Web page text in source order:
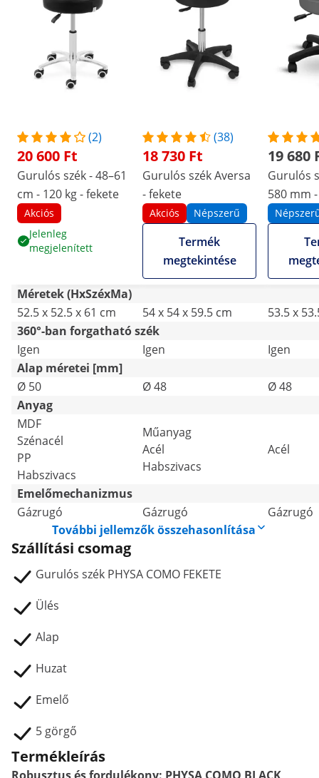
(2)
20 600 Ft
Gurulós szék - 48–61
cm - 120 kg - fekete
Akciós
Jelenleg
megjelenített
(38)
18 730 Ft
Gurulós szék Aversa
- fekete
Akciós Népszerű
Termék
megtekintése
19 680
Gurulós
580 mm
Szürke
Méretek (HxSzéxMa)
52.5 x 52.5 x 61 cm
54 x 54 x 59.5 cm
53.5 x
360°-ban forgatható szék
Igen
Igen
Igen
Alap méretei [mm]
Ø 50
Ø 48
Ø 48
Anyag
MDF
Szénacél
PP
Habszivacs
Műanyag
Acél
Habszivacs
Acél
Emelőmechanizmus
Gázrugó
Gázrugó
Gázrugó
További jellemzők összehasonlítása
Szállítási csomag
Gurulós szék PHYSA COMO FEKETE
Ülés
Alap
Huzat
Emelő
5 görgő
Termékleírás